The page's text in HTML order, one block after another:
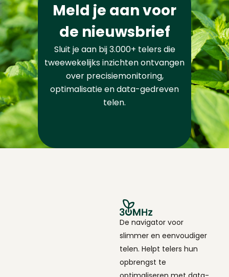
Meld je aan voor
de nieuwsbrief
Sluit je aan bij 3.000+ telers die
tweewekelijks inzichten ontvangen
over precisiemonitoring,
optimalisatie en data-gedreven
telen.
De navigator voor
slimmer en eenvoudiger
telen. Helpt telers hun
opbrengst te